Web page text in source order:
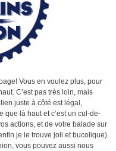
Vous en voulez plus, pour
C’est pas très loin, mais
juste à côté est légal,
que là haut et c’est un cul-de-
actions, et de votre balade sur
je le trouve joli et bucolique).
vous pouvez aussi nous